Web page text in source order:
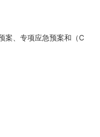
案、专项应急预案和（C